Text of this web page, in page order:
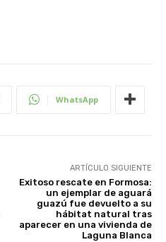
WhatsApp
ARTÍCULO SIGUIENTE
Exitoso rescate en Formosa:
un ejemplar de aguará
guazú fue devuelto a su
hábitat natural tras
aparecer en una vivienda de
Laguna Blanca